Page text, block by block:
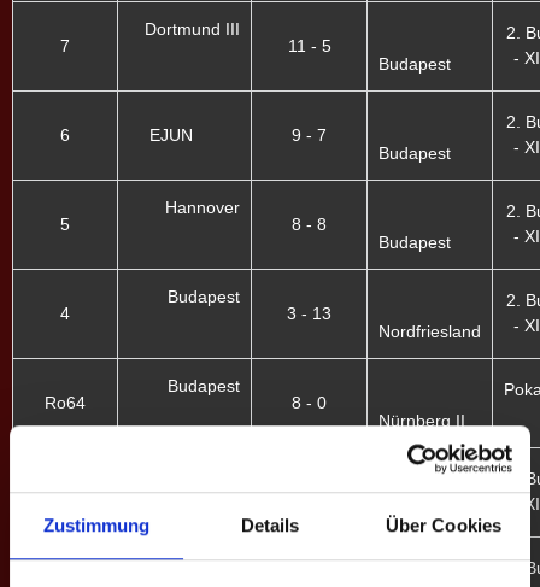
Zustimmung Details Über Cookies
7
Dortmund III
11 - 5
Budapest
2.
-
6 EJUN
9 - 7
Budapest
2.
-
5
Hannover
8 - 8
Budapest
2.
-
4
Budapest
3 - 13
Nordfriesland
2.
-
Ro64
Budapest
8 - 0
Nürnberg II
3
7 - 9
Budapest
2.
-
Budapest
2.